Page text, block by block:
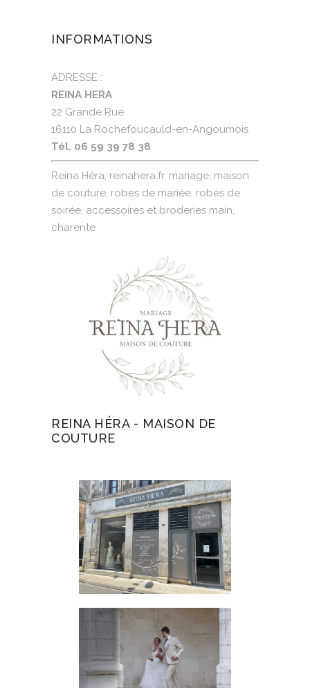
INFORMATIONS
ADRESSE :
REINA HERA
22 Grande Rue
16110 La Rochefoucauld-en-Angoumois
Tél. 06 59 39 78 38
Reina Héra, reinahera.fr, mariage, maison
de couture, robes de mariée, robes de
soirée, accessoires et broderies main,
charente
REINA HÉRA - MAISON DE
COUTURE